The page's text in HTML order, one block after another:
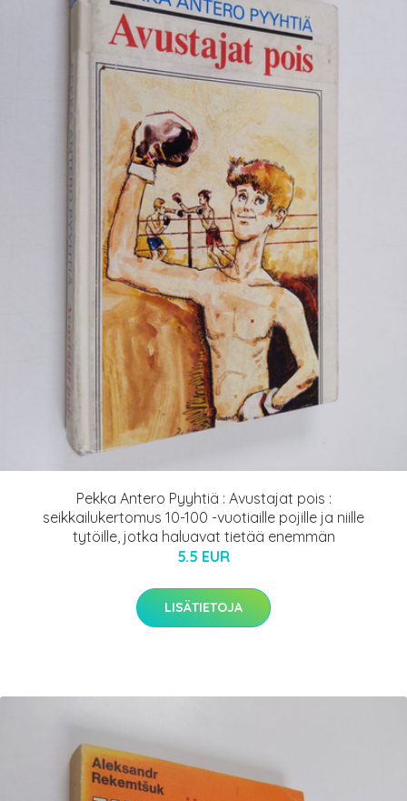
Pekka Antero Pyyhtiä : Avustajat pois :
seikkailukertomus 10-100 -vuotiaille pojille ja niille
tytöille, jotka haluavat tietää enemmän
5.5 EUR
LISÄTIETOJA